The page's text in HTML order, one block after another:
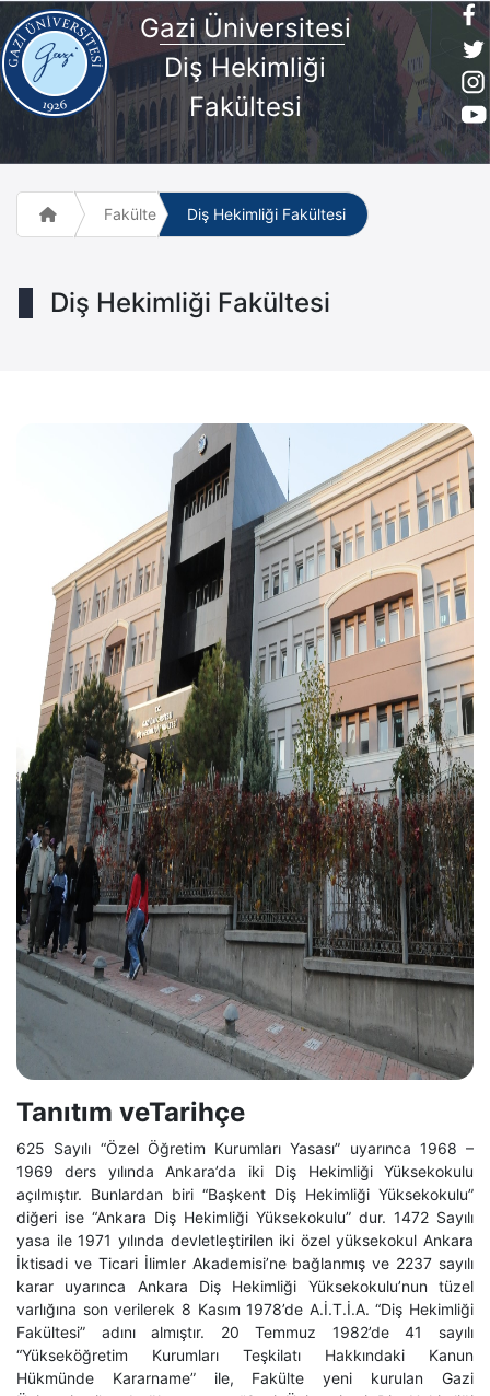
Gazi Üniversitesi
Diş Hekimliği
Fakültesi
Fakülte ve Meslek Yüksek Okulları
Diş Hekimliği Fakültesi
Diş Hekimliği Fakültesi
Tanıtım veTarihçe
625 Sayılı “Özel Öğretim Kurumları Yasası” uyarınca 1968 –
1969 ders yılında Ankara’da iki Diş Hekimliği Yüksekokulu
açılmıştır. Bunlardan biri “Başkent Diş Hekimliği Yüksekokulu”
diğeri ise “Ankara Diş Hekimliği Yüksekokulu” dur. 1472 Sayılı
yasa ile 1971 yılında devletleştirilen iki özel yüksekokul Ankara
İktisadi ve Ticari İlimler Akademisi’ne bağlanmış ve 2237 sayılı
karar uyarınca Ankara Diş Hekimliği Yüksekokulu’nun tüzel
varlığına son verilerek 8 Kasım 1978’de A.İ.T.İ.A. “Diş Hekimliği
Fakültesi” adını almıştır. 20 Temmuz 1982’de 41 sayılı
“Yükseköğretim Kurumları Teşkilatı Hakkındaki Kanun
Hükmünde Kararname” ile, Fakülte yeni kurulan Gazi